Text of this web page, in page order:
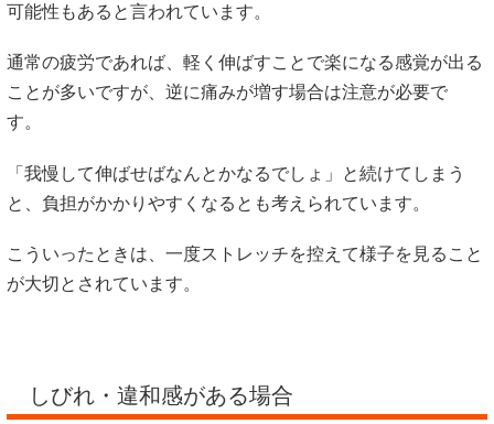
可能性もあると言われています。
通常の疲労であれば、軽く伸ばすことで楽になる感覚が出る
ことが多いですが、逆に痛みが増す場合は注意が必要で
す。
「我慢して伸ばせばなんとかなるでしょ」と続けてしまう
と、負担がかかりやすくなるとも考えられています。
こういったときは、一度ストレッチを控えて様子を見ること
が大切とされています。
しびれ・違和感がある場合